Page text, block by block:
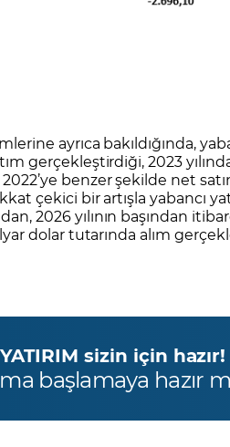
ayrıca bakıldığında,
gerçekleştirdiği, 2023
benzer şekilde net
çekici bir artışla yabancı
2026 yılının başından
dolar tutarında alım
sizin için hazır!
başlamaya hazır